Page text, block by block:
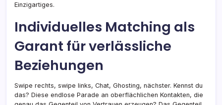
Einzigartiges.
Individuelles Matching als
Garant für verlässliche
Beziehungen
Swipe rechts, swipe links, Chat, Ghosting, nächster. Kennst du
das? Diese endlose Parade an oberflächlichen Kontakten, die